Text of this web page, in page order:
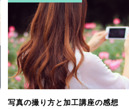
写真の撮り方と加工講座の感想